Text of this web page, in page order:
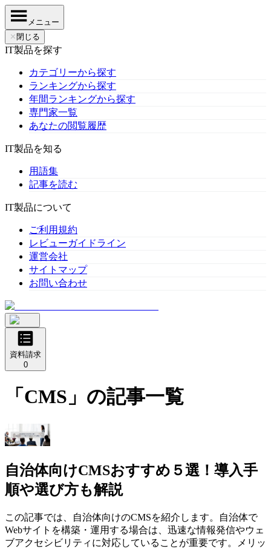
メニュー
✕ 閉じる
IT製品を探す
カテゴリーから探す
ランキングから探す
年間ランキングから探す
専門家一覧
あなたの閲覧履歴
IT製品を知る
用語集
記事を読む
IT製品について
ご利用規約
レビューガイドライン
運営会社
サイトマップ
お問い合わせ
資料請求
0
「 CMS 」の記事一覧
自治体向けCMSおすすめ５選！導入手
順や選び方も解説
この記事では、自治体向けのCMSを紹介します。自治体で
Webサイトを構築・運用する場合は、迅速な情報発信やウェ
ブアクセシビリティに対応していることが重要です。メリッ